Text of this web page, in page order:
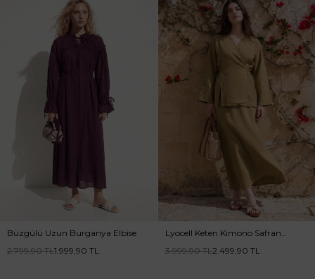
Büzgülü Uzun Burganya Elbise
2.799,90TL1.999,90 TL
Lyocell Keten Kimono Safran
3.999,90TL2.499,90 TL